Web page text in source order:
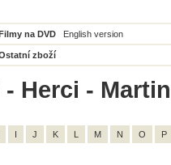
na DVD English version
zboží
- Herci -
I J K L M N O P